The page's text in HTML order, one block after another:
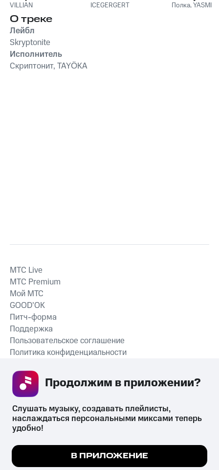
VILLIAN ICEGERGERT Полка,YASMI
О треке
Лейбл
Skryptonite
Исполнитель
Скриптонит, TAYÖKA
СКАЧАТЬ ПРИЛОЖЕНИЕ
MTС Live
MTС Premium
Мой МТС
GOOD’OK
Питч-форма
Поддержка
Пользовательское соглашение
Политика конфиденциальности
психотропных веществ, их аналогов причиняет вред здоровью,
их незаконный оборот запрещён и влечёт установленную
законодательством ответственность.
Мы используем куки, чтобы на сайте все
Подробнее
Слушать музыку, создавать плейлисты,
наслаждаться персональными миксами теперь
удобно!
В ПРИЛОЖЕНИЕ